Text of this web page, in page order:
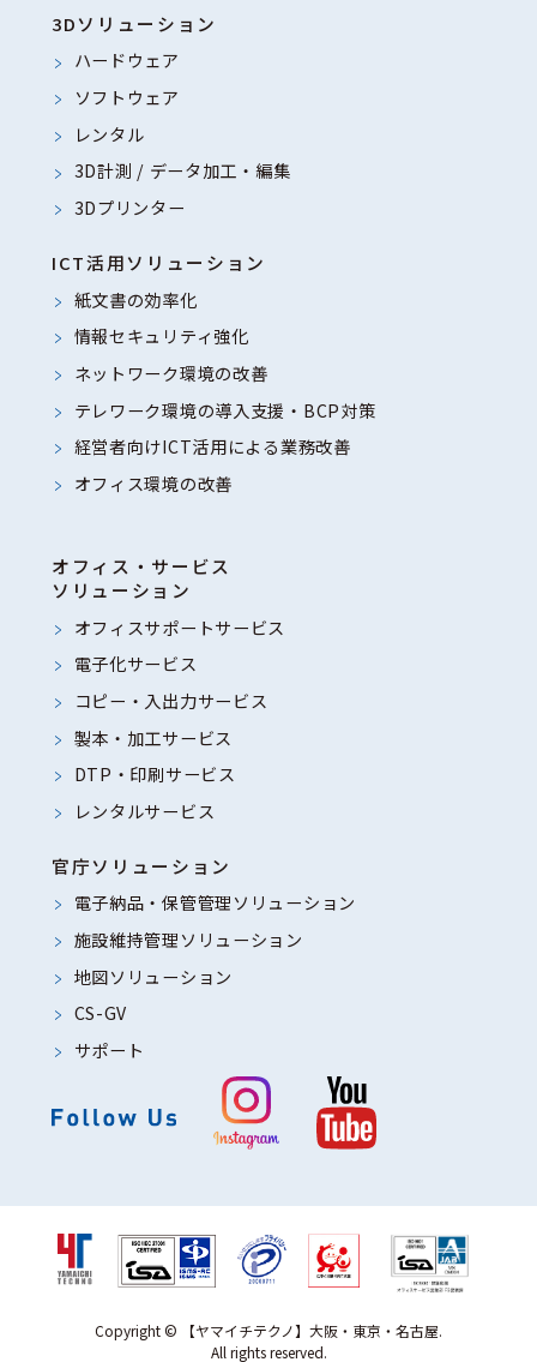
する業務の遂行のため
（４）個人情報の第三者提供について
当社は以下の場合を除きお客様のご同
意なく個人情報を第三者に提供するこ
とはありません。
1、法令に基づく場合
2、人の生命、身体又は財産の保
護のために必要がある場合で
あって、本人の同意を得るこ
とが困難であるとき
3、公衆衛生の向上又は児童の健
全な育成の推進のために特に
必要がある場合であって、本
4、国の機関もしくは地方公共団
体又はその委託を受けた者が
法令の定めの事務を遂行する
ことに対して協力する必要が
（５）個人情報の取扱いの委託につい
て
当社では、正当な利用目的の範囲内に
おいて、個人情報を当社の業務委託先
などに委託する場合があります。その
際には、個人情報を適切に取り扱って
いると認められる委託先を選定し、秘
密保持契約において個人情報の適正管
め、適切な管理を実施させます。委託
する個人情報は当該業務の遂行に必要
となる最低限の個人情報のみとし、ま
3Dソリューション
ハードウェア
ソフトウェア
レンタル
3D計測 / データ加工・編集
3Dプリンター
ICT活用ソリューション
紙文書の効率化
情報セキュリティ強化
ネットワーク環境の改善
テレワーク環境の導入支援・BCP対策
経営者向けICT活用による業務改善
オフィス環境の改善
オフィス・サービス
ソリューション
オフィスサポートサービス
電子化サービス
コピー・入出力サービス
製本・加工サービス
DTP・印刷サービス
レンタルサービス
官庁ソリューション
電子納品・保管管理ソリューション
施設維持管理ソリューション
地図ソリューション
CS-GV
サポート
Copyright © 【ヤマイチテクノ】大阪・東京・名古屋.
All rights reserved.